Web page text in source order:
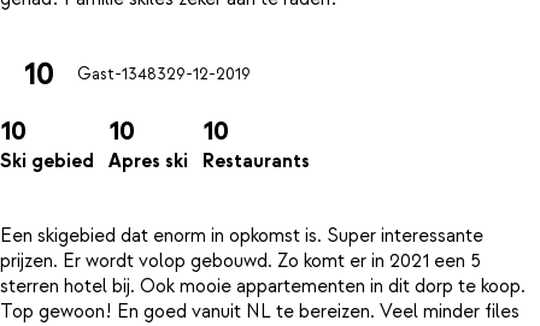
10 Gast-1348329-12-2019
10
Ski gebied
10
Apres ski
10
Restaurants
Een skigebied dat enorm in opkomst is. Super interessante
prijzen. Er wordt volop gebouwd. Zo komt er in 2021 een 5
sterren hotel bij. Ook mooie appartementen in dit dorp te koop.
Top gewoon! En goed vanuit NL te bereizen. Veel minder files